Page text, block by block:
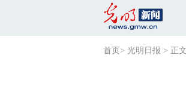
首页 > 光明日报 > 正文